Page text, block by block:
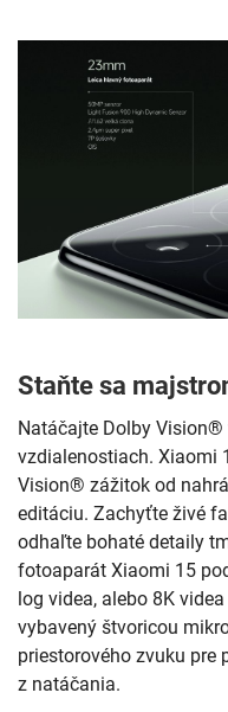
Staňte sa
Natáčajte Dolby
vzdialenostiach. Xiaomi
Vision® zážitok od
editáciu. Zachyťte živé
odhaľte bohaté detaily
fotoaparát Xiaomi 15
log videa, alebo 8K
vybavený štvoricou
priestorového zvuku
z natáčania.